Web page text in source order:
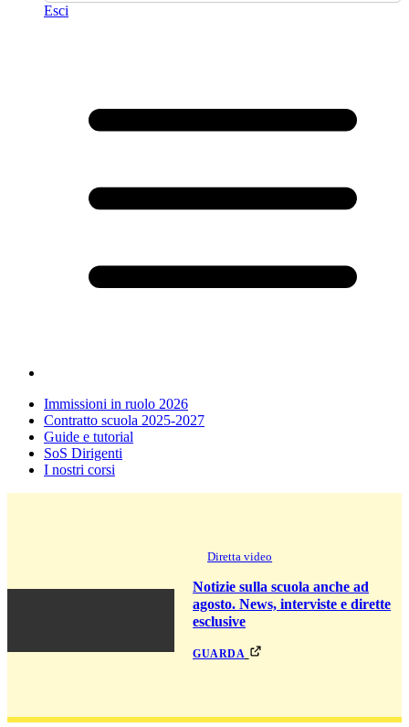
Esci
Immissioni in ruolo 2026
Contratto scuola 2025-2027
Guide e tutorial
SoS Dirigenti
I nostri corsi
Diretta video
Notizie sulla scuola anche ad
agosto. News, interviste e dirette
esclusive
guarda